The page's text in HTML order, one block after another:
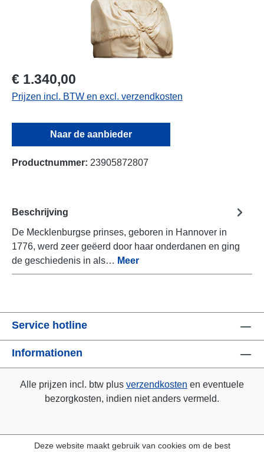
€ 1.340,00
Prijzen incl. BTW en excl. verzendkosten
Naar de aanbieder
Productnummer: 23905872807
Beschrijving
De Mecklenburgse prinses, geboren in Hannover in
1776, werd zeer geëerd door haar onderdanen en ging
de geschiedenis in als… Meer
Service hotline
Informationen
Alle prijzen incl. btw plus verzendkosten en eventuele
bezorgkosten, indien niet anders vermeld.
Deze website maakt gebruik van cookies om de best